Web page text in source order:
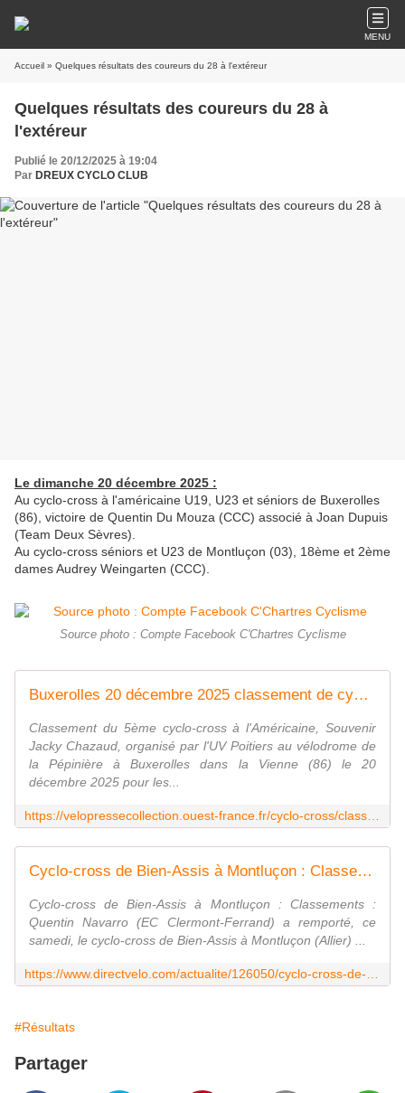
MENU
Accueil » Quelques résultats des coureurs du 28 à l'extéreur
Quelques résultats des coureurs du 28 à
l'extéreur
Publié le 20/12/2025 à 19:04
Par DREUX CYCLO CLUB
Le dimanche 20 décembre 2025 :
Au cyclo-cross à l'américaine U19, U23 et séniors de Buxerolles
(86), victoire de Quentin Du Mouza (CCC) associé à Joan Dupuis
(Team Deux Sèvres).
Au cyclo-cross séniors et U23 de Montluçon (03), 18ème et 2ème
dames Audrey Weingarten (CCC).
Source photo : Compte Facebook C'Chartres Cyclisme
Buxerolles 20 décembre 2025 classement de cyclo-cross à l'Américaine
Classement du 5ème cyclo-cross à l'Américaine, Souvenir
Jacky Chazaud, organisé par l'UV Poitiers au vélodrome de
la Pépinière à Buxerolles dans la Vienne (86) le 20
décembre 2025 pour les...
Cyclo-cross de Bien-Assis à Montluçon : Classements
Cyclo-cross de Bien-Assis à Montluçon : Classements :
Quentin Navarro (EC Clermont-Ferrand) a remporté, ce
samedi, le cyclo-cross de Bien-Assis à Montluçon (Allier) ...
#Résultats
Partager